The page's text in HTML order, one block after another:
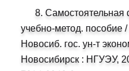
8. Самостоятельная
учебно-метод. пособие
Новосиб. гос. ун-т
Новосибирск : НГУЭУ,